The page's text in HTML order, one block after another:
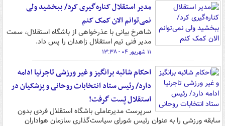
مدیر استقلال کناره‌گیری کرد/ ببخشید ولی
نمی‌توانم الان کمک کنم
شاهرخ بیانی با عذرخواهی از باشگاه استقلال، سمت
مدیر فنی تیم استقلال زاهدان را پس داد.
۱۱ شهریور ۰۴ - ۱۳:۳۸
احکام شائبه برانگیز و غیر ورزشی تاجرنیا ادامه
دارد/ رئیس ستاد انتخابات روحانی و پزشکیان در
استقلال پُست گرفت!
سرپرست مدیرعاملی باشگاه استقلال فردی بدون
سابقه ورزشی را به عنوان رئیس شورای سیاست‌گذاری سازمان هواداران